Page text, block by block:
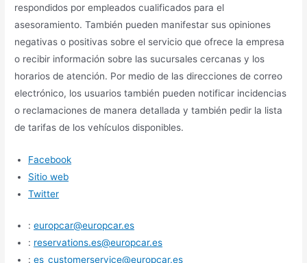
respondidos por empleados cualificados para el
asesoramiento. También pueden manifestar sus opiniones
negativas o positivas sobre el servicio que ofrece la empresa
o recibir información sobre las sucursales cercanas y los
horarios de atención. Por medio de las direcciones de correo
electrónico, los usuarios también pueden notificar incidencias
o reclamaciones de manera detallada y también pedir la lista
de tarifas de los vehículos disponibles.
Facebook
Sitio web
Twitter
:europcar@europcar.es
: reservations.es@europcar.es
:es_customerservice@europcar.es